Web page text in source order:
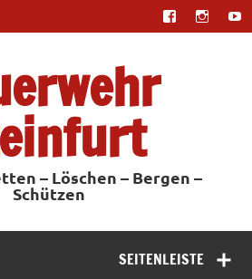
– Löschen – Bergen –
Schützen
SEITENLEISTE